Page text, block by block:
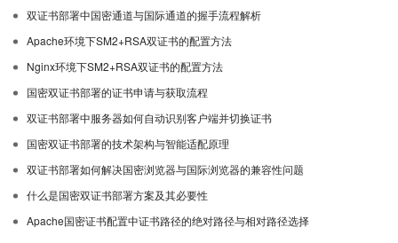
双证书部署中国密通道与国际通道的握手流程解析
Apache环境下SM2+RSA双证书的配置方法
Nginx环境下SM2+RSA双证书的配置方法
国密双证书部署的证书申请与获取流程
双证书部署中服务器如何自动识别客户端并切换证书
国密双证书部署的技术架构与智能适配原理
双证书部署如何解决国密浏览器与国际浏览器的兼容性问题
什么是国密双证书部署方案及其必要性
Apache国密证书配置中证书路径的绝对路径与相对路径选择